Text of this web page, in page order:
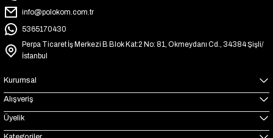
info@polokom.com.tr
5365170430
Perpa Ticaret İş Merkezi B Blok Kat:2 No: 81, Okmeydanı Cd., 34384 Şişli/
İstanbul
Kurumsal
Alışveriş
Üyelik